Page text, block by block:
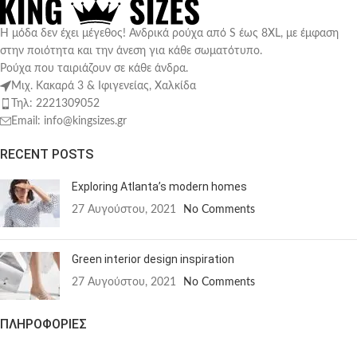
Η μόδα δεν έχει μέγεθος! Ανδρικά ρούχα από S έως 8XL, με έμφαση
στην ποιότητα και την άνεση για κάθε σωματότυπο.
Ρούχα που ταιριάζουν σε κάθε άνδρα.
Μιχ. Κακαρά 3 & Ιφιγενείας, Χαλκίδα
Τηλ: 2221309052
Email: info@kingsizes.gr
RECENT POSTS
Exploring Atlanta’s modern homes
27 Αυγούστου, 2021 No Comments
Green interior design inspiration
27 Αυγούστου, 2021 No Comments
ΠΛΗΡΟΦΟΡΙΕΣ